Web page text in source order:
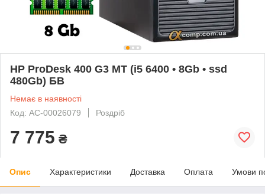
HP ProDesk 400 G3 MT (i5 6400 • 8Gb • ssd
480Gb) БВ
Немає в наявності
Код: AC-00026079
Роздріб
7 775 ₴
Опис Характеристики Доставка Оплата Умови